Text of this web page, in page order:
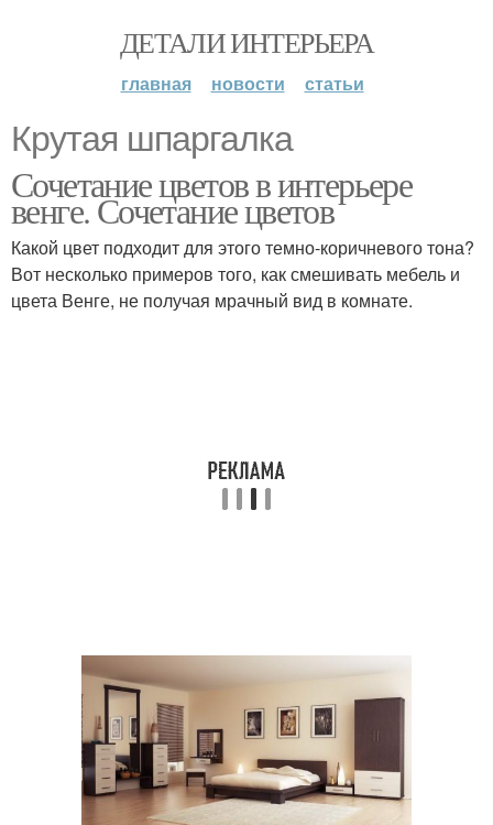
ДЕТАЛИ ИНТЕРЬЕРА
главная новости статьи
Крутая шпаргалка
Сочетание цветов в интерьере
венге. Сочетание цветов
Какой цвет подходит для этого темно-коричневого тона?
Вот несколько примеров того, как смешивать мебель и
цвета Венге, не получая мрачный вид в комнате.